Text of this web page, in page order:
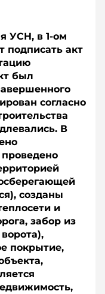
УСН, в 1-ом
подписать акт
был
согласно
В
созданы
и
забор из
покрытие,